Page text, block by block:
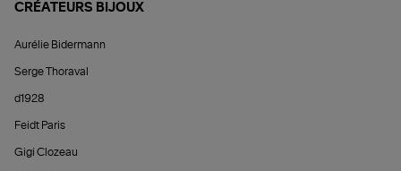
CRÉATEURS BIJOUX
Aurélie Bidermann
Serge Thoraval
d1928
Feidt Paris
Gigi Clozeau